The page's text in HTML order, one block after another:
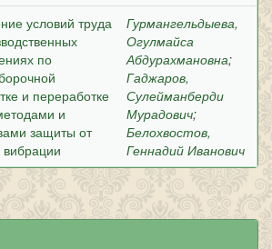
условий труда
по
и переработке
и
защиты от
Гурмангельдыева,
Огулмайса
Абдурахмановна;
Гаджаров,
Сулейманберди
Мурадович;
Белохвостов,
Геннадий Иванович